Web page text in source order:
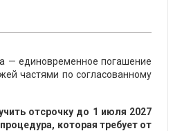
— единовременное погашение
частями по согласованному
отсрочку до 1 июля 2027
которая требует от